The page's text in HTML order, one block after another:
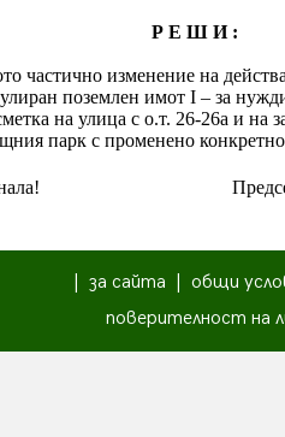
Р Е Ш И :
частично изменение на
поземлен имот І – за
на улица с о.т. 26-26а и на
парк с променено
за сайта
общи
поверителност на